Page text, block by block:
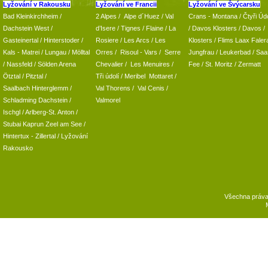
Lyžování v Rakousku
Bad Kleinkirchheim /
Dachstein West /
Gasteinertal / Hinterstoder /
Kals - Matrei / Lungau / Mölltal
/ Nassfeld / Sölden Arena
Ötztal / Pitztal /
Saalbach Hinterglemm /
Schladming Dachstein /
Ischgl /Arlberg-St. Anton /
Stubai Kaprun Zeel am See /
Hintertux - Zillertal / Lyžování
Rakousko
Lyžování ve Francii
2 Alpes / Alpe d´Huez / Val
d’Isere / Tignes / Flaine / La
Rosiere / Les Arcs / Les
Orres / Risoul - Vars / Serre
Chevalier / Les Menuires /
Tři údolí / Meribel Mottaret /
Val Thorens / Val Cenis /
Valmorel
Lyžování ve Švýcarsku
Crans - Montana / Čtyři
/ Davos Klosters / Davos /
Klosters / Flims Laax
Jungfrau / Leukerbad /
Fee / St. Moritz / Zermatt
Všechna